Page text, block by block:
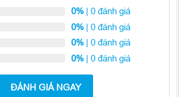
nhiệm trước đây, từ10.5 inch lên
hình mỏng đều nhau đem lại cảm giác
mang đến trải nhiệm vô cùng đã mắt tới
0% | 0 đánh giá
0% | 0 đánh giá
0% | 0 đánh giá
0% | 0 đánh giá
ĐÁNH GIÁ NGAY